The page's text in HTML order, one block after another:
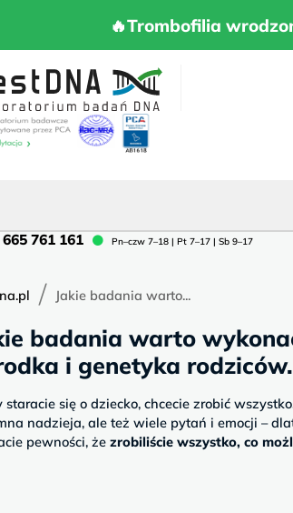
🔥Trombofilia
🔥Trombofilia
Pn–czw 7–18 | Pt 7–17 | Sb 9–17Pn–
Pt
7–
17
Sb
9–
17
/ Jakie badania warto...
badania warto
i genetyka rodziców.
staracie się o dziecko, chcecie zrobić
nadzieja, ale też wiele pytań i emocji –
pewności, żezrobiliście wszystko, co